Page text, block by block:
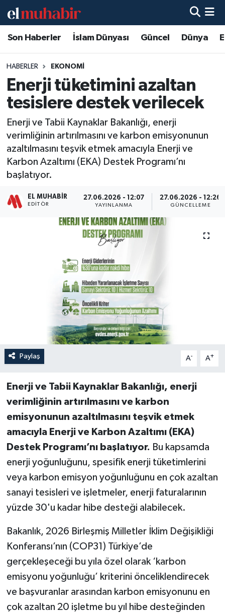
Son Haberler İslam Dünyası Güncel Dünya
HABERLER EKONOMI
Enerji tüketimini azaltan
tesislere destek verilecek
Enerji ve Tabii Kaynaklar Bakanlığı, enerji
verimliğinin artırılmasını ve karbon emisyonunun
azaltılmasını teşvik etmek amacıyla Enerji ve
Karbon Azaltımı (EKA) Destek Programı’nı
başlatıyor.
EL MUHABIR
EDITÖR
27.06.2026 - 12:07
YAYINLANMA
27.06.2026 - 12:26
GÜNCELLEME
Paylaş A- A+
Enerji ve Tabii Kaynaklar Bakanlığı, enerji
verimliğinin artırılmasını ve karbon
emisyonunun azaltılmasını teşvik etmek
amacıyla Enerji ve Karbon Azaltımı (EKA)
Destek Programı’nı başlatıyor. Bu kapsamda
enerji yoğunluğunu, spesifik enerji tüketimlerini
veya karbon emisyon yoğunluğunu en çok azaltan
sanayi tesisleri ve işletmeler, enerji faturalarının
yüzde 30'u kadar hibe desteği alabilecek.
Bakanlık, 2026 Birleşmiş Milletler İklim Değişikliği
Konferansı’nın (COP31) Türkiye’de
gerçekleşeceği bu yıla özel olarak ‘karbon
emisyonu yoğunluğu’ kriterini önceliklendirecek
ve başvuranlar arasından karbon emisyonunu en
çok azaltan 20 işletme bu yıl hibe desteğinden
Hava Durumu
Trafik Durumu
Süper Lig Puan Durumu ve Fikstür
Son Dakika Haberleri
Haber Arşivi